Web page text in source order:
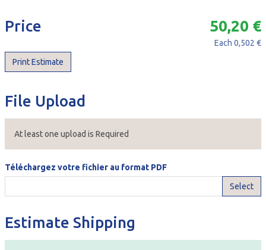
Price 50,20 €
Each 0,502 €
Print Estimate
File Upload
At least one upload is Required
Téléchargez votre fichier au format PDF
Select
Estimate Shipping